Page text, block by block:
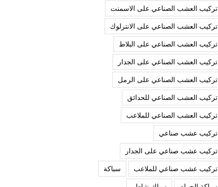
تركيب العشب الصناعي على الاسمنت
تركيب العشب الصناعي على الانترلوك
تركيب العشب الصناعي على البلاط
تركيب العشب الصناعي على الجدار
تركيب العشب الصناعي على الرمل
تركيب العشب الصناعي للحدائق
تركيب العشب الصناعي للملاعب
تركيب عشب صناعي
تركيب عشب صناعي على الجدار
تركيب عشب صناعي للملاعب
سباكة